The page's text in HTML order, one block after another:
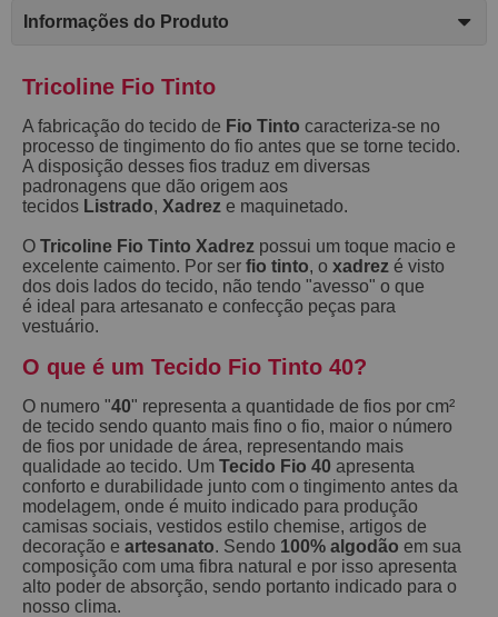
Informações do Produto
Tricoline Fio Tinto
A fabricação do tecido de Fio Tinto caracteriza-se no
processo de tingimento do fio antes que se torne tecido.
A disposição desses fios traduz em diversas
padronagens que dão origem aos
tecidos Listrado, Xadrez e maquinetado.
O Tricoline Fio Tinto Xadrez possui um toque macio e
excelente caimento. Por ser fio tinto, o xadrez é visto
dos dois lados do tecido, não tendo "avesso" o que
é ideal para artesanato e confecção peças para
vestuário.
O que é um Tecido Fio Tinto 40?
O numero "40" representa a quantidade de fios por cm²
de tecido sendo quanto mais fino o fio, maior o número
de fios por unidade de área, representando mais
qualidade ao tecido. Um Tecido Fio 40 apresenta
conforto e durabilidade junto com o tingimento antes da
modelagem, onde é muito indicado para produção
camisas sociais, vestidos estilo chemise, artigos de
decoração e artesanato. Sendo 100% algodão em sua
composição com uma fibra natural e por isso apresenta
alto poder de absorção, sendo portanto indicado para o
nosso clima.